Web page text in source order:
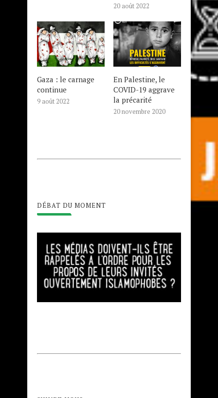
20 août 2022
Gaza : le carnage
continue
9 août 2022
En Palestine, le
COVID-19 aggrave
la précarité
20 novembre 2020
DÉBAT DU MOMENT